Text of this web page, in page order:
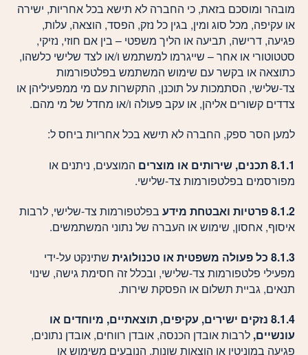
מובהר ומוסכם בזאת, כי החברה לא תישא בכל אחריות, ישירה
או עקיפה, מכל סוג ומין, בגין כל נזק, הפסד, הוצאה, עלות,
פגיעה, דרישה, תביעה או הליך משפטי – בין אם חוזי, נזיקי,
סטטוטורי או אחר – שייגרמו למשתמש ו/או לצד שלישי כלשהו,
כתוצאה או בקשר עם שימוש המשתמש בפלטפורמות
צד-שלישי, הסתמכות על תוכנן, התקשרות עם מי ממפעיליהן או
צדדים קשורים אליהן, או עקב פעולה ו/או מחדל של מי מהם.
למען הסר ספק, החברה לא תישא בכל אחריות ביחס ל:
8.1.1 תכנים, שירותים או מוצרים
המוצעים, ניתנים או
מפורסמים בפלטפורמות צד-שלישי.
8.1.2 פרטיות ואבטחת מידע
בפלטפורמות צד-שלישי, לרבות
איסוף, אחסון, שימוש או העברה של נתוני המשתמשים.
8.1.3 כל פעולה משפטית או טכנולוגית
שתינקט על-ידי
מפעילי פלטפורמות צד-שלישי, ובכלל זה חסימת גישה, שינוי
תנאים, גביית תשלום או הפסקת שירות.
8.1.4 נזקים ישירים, עקיפים, תוצאתיים, מיוחדים או
עונשיים, לרבות אובדן הכנסה, אובדן רווחים, אובדן נתונים,
פגיעה במוניטין או הוצאות שונות, הנובעים משימוש או